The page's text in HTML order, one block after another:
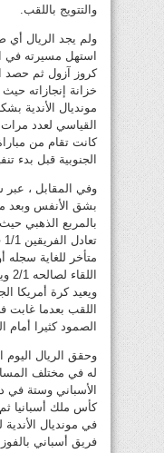
والتتويج باللقب.
ولم يجد الريال أي
كروز آزول ثم حصد
خزانة إنجازاته
مونديال الأندية
القياسي لعدد مرات
كانت تقام من
الجنوبية قبل بدء
وفي المقابل ، عبر
بشق الأنفس وبعد
بالمربع الذهبي
متأخر للغاية
ويعيد كرة أمريكا
اللقب بعدما
الصمود كثيرا أمام
وحقق الريال اليوم
الأسباني وستة في
كأس ملك أسبانيا
في مونديال
فريق أسباني